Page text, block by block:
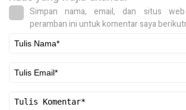
Simpan nama, email, dan situs
peramban ini untuk komentar saya